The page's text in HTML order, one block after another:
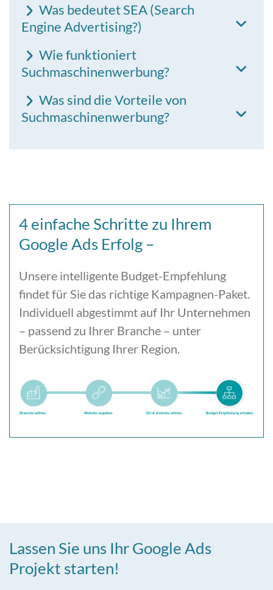
Was bedeutet SEA (Search
Engine Advertising?)
Wie funktioniert
Suchmaschinenwerbung?
Was sind die Vorteile von
Suchmaschinenwerbung?
4 einfache Schritte zu Ihrem
Google Ads Erfolg –
Unsere intelligente Budget-Empfehlung
findet für Sie das richtige Kampagnen-Paket.
Individuell abgestimmt auf Ihr Unternehmen
– passend zu Ihrer Branche – unter
Berücksichtigung Ihrer Region.
Lassen Sie uns Ihr Google Ads
Projekt starten!